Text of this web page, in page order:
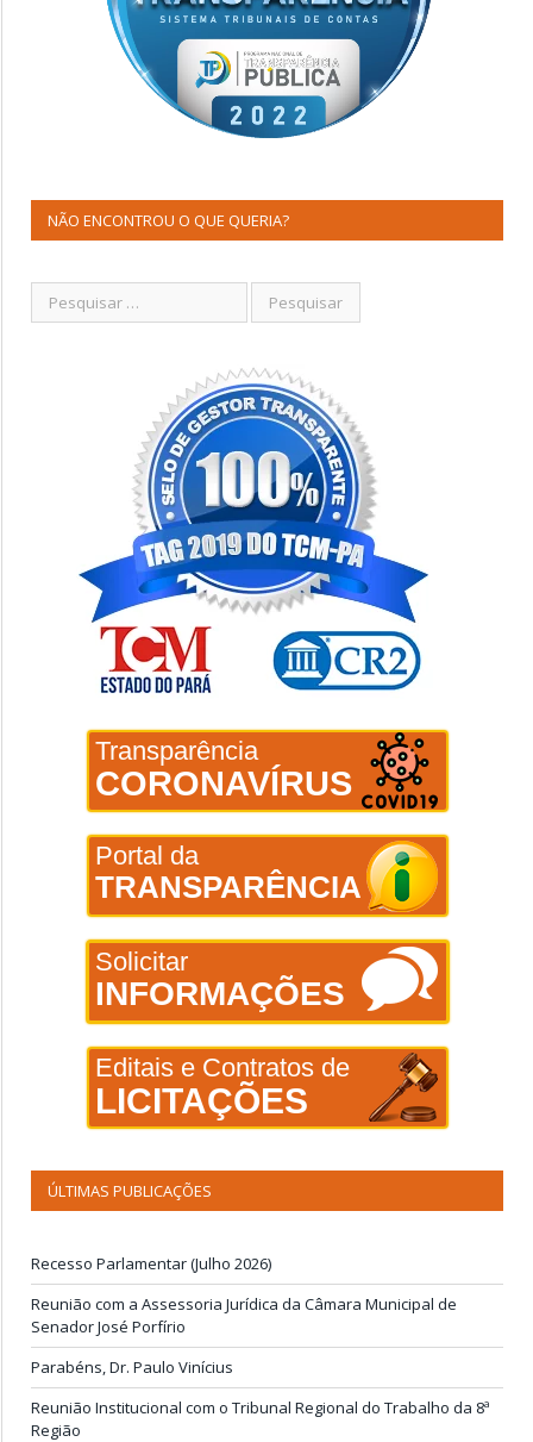
NÃO ENCONTROU O QUE QUERIA?
Transparência
CORONAVÍRUS
Portal da
TRANSPARÊNCIA
Solicitar
INFORMAÇÕES
Editais e Contratos de
LICITAÇÕES
ÚLTIMAS PUBLICAÇÕES
Recesso Parlamentar (Julho 2026)
Reunião com a Assessoria Jurídica da Câmara Municipal de
Senador José Porfírio
Parabéns, Dr. Paulo Vinícius
Reunião Institucional com o Tribunal Regional do Trabalho da 8ª
Região